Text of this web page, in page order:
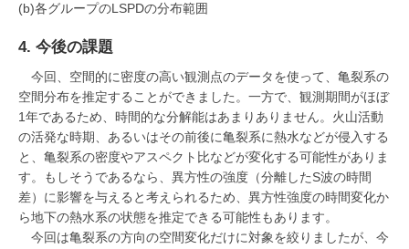
(b)各グループのLSPDの分布範囲
4. 今後の課題
今回、空間的に密度の高い観測点のデータを使って、亀裂系の
空間分布を推定することができました。一方で、観測期間がほぼ
1年であるため、時間的な分解能はあまりありません。火山活動
の活発な時期、あるいはその前後に亀裂系に熱水などが侵入する
と、亀裂系の密度やアスペクト比などが変化する可能性がありま
す。もしそうであるなら、異方性の強度（分離したS波の時間
差）に影響を与えると考えられるため、異方性強度の時間変化か
ら地下の熱水系の状態を推定できる可能性もあります。
今回は亀裂系の方向の空間変化だけに対象を絞りましたが、今